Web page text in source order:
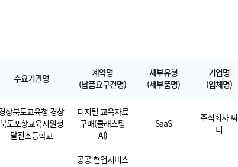
수요기관명
계약명
(납품요구건명)
세부유형
(세부품명)
기업명
(업체명)
상북도교육청 경상
북도포항교육지원청
달전초등학교
디지털 교육자료
구매(클래스팅
AI)
SaaS
주식회사 씨
티
공공 협업서비스